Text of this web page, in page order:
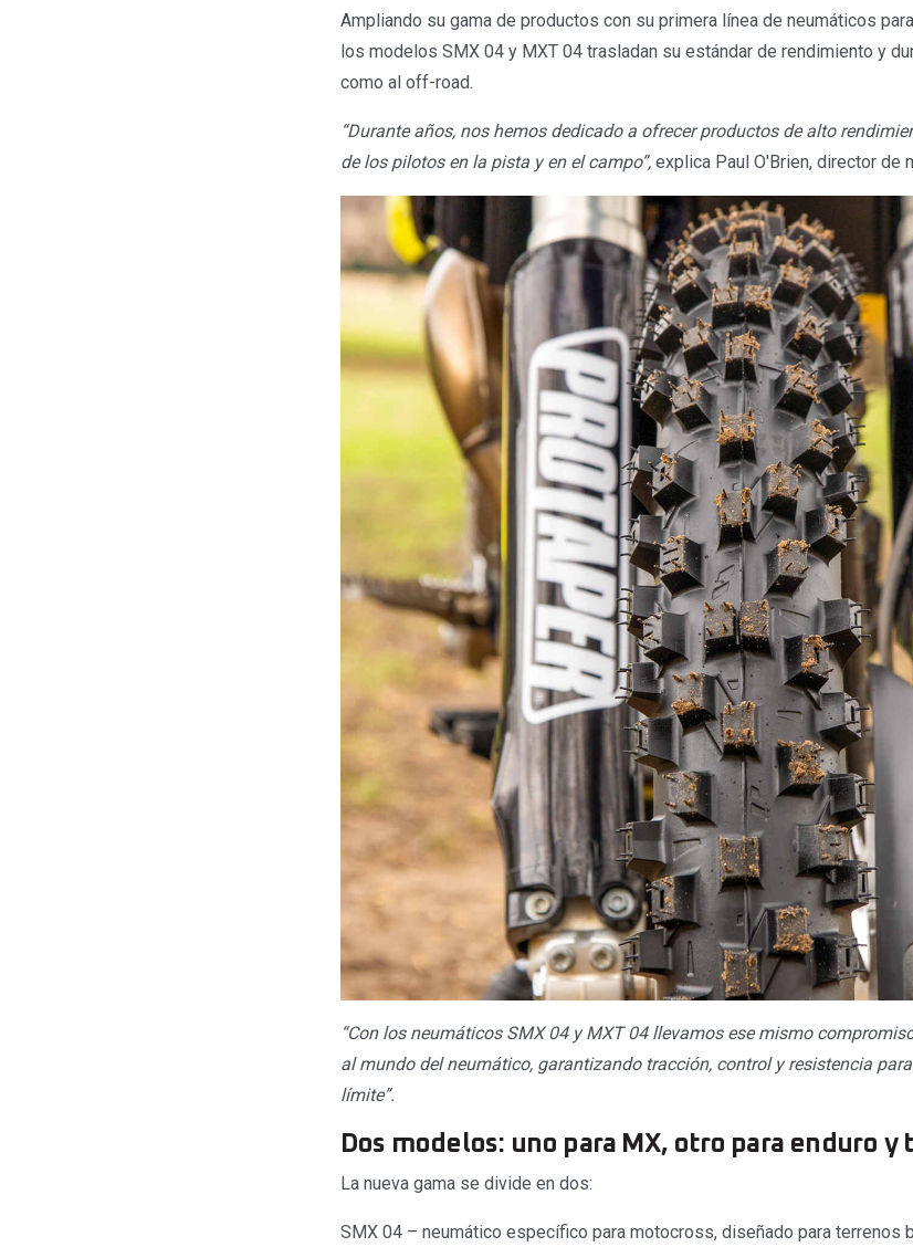
Ampliando su gama de productos con su primera línea de neumáticos
los modelos SMX 04 y MXT 04 trasladan su estándar de rendimiento y
como al off-road.
“Durante años, nos hemos dedicado a ofrecer productos de alto
de los pilotos en la pista y en el campo”, explica Paul O'Brien, director de
“Con los neumáticos SMX 04 y MXT 04 llevamos ese mismo
al mundo del neumático, garantizando tracción, control y resistencia
límite”.
Dos modelos: uno para MX, otro para enduro y
La nueva gama se divide en dos:
SMX 04 – neumático específico para motocross, diseñado para terrenos